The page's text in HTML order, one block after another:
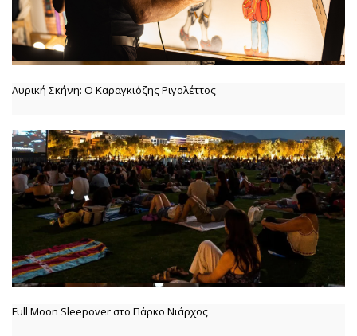
Λυρική Σκήνη: Ο Καραγκιόζης Ριγολέττος
Full Moon Sleepover στο Πάρκο Νιάρχος